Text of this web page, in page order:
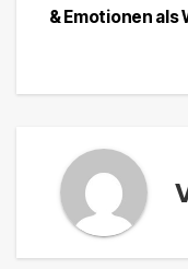
& Emotionen als